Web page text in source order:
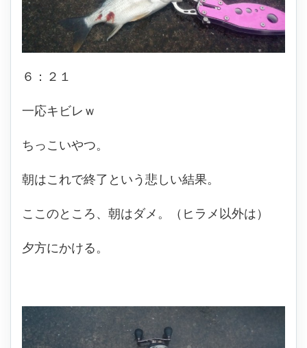
６：２１
一応キビレｗ
ちっこいやつ。
朝はこれで終了という悲しい結果。
ここのところ、朝はダメ。（ヒラメ以外は）
夕方にかける。